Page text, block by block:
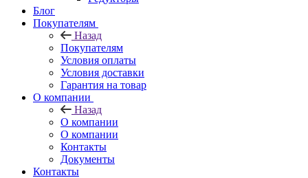
Блог
Покупателям
Назад
Покупателям
Условия оплаты
Условия доставки
Гарантия на товар
О компании
Назад
О компании
О компании
Контакты
Документы
Контакты